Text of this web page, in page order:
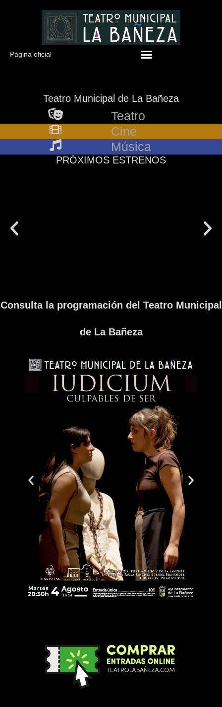
Página oficial
Teatro Municipal de La Bañeza
Teatro
Cine
Música
PRÓXIMOS ESTRENOS
Consulta la programación del Teatro Municipal
de La Bañeza